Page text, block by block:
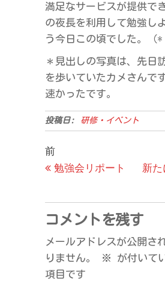
満足なサービスが提供で
の夜長を利用して勉強し
う今日この頃でした。（
＊見出しの写真は、先日
を歩いていたカメさんで
速かったです。
投稿日: 研修・イベント
投
稿
ビ
ゲ
ー
シ
過
去
稿
前
勉強会リポート
新た
コメントを残す
メールアドレスが公開さ
りません。
※
が付いて
項目です